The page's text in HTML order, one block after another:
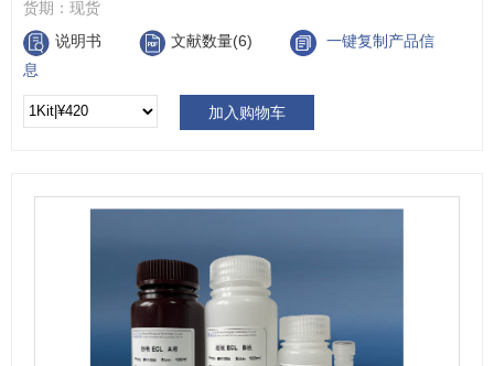
货期： 现货
说明书
文献数量(6)
一键复制产品信
息
加入购物车